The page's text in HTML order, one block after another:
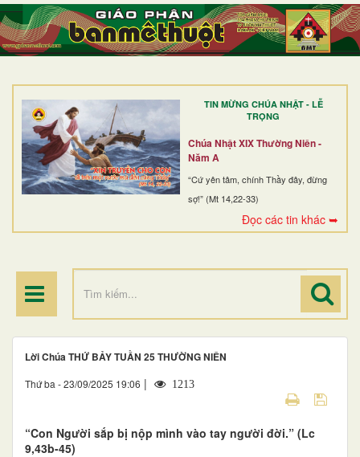
TIN MỪNG CHÚA NHẬT - LỄ
TRỌNG
Chúa Nhật XIX Thường Niên -
Năm A
“Cứ yên tâm, chính Thầy đây, đừng
sợ!” (Mt 14,22-33)
Đọc các tin khác ➥
TRANG NHẤT
GIỚI THIỆU
DÒNG TU
BAN MỤC VỤ
ĐOÀN THỂ CG
ĐIỂM HÀNH HƯƠNG
Lời Chúa THỨ BẢY TUẦN 25 THƯỜNG NIÊN
Thứ ba - 23/09/2025 19:06 | 1213
“Con Người sắp bị nộp mình vào tay người đời.” (Lc
9,43b-45)